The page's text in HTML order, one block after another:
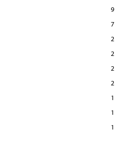
9
7
2
2
2
2
1
1
1